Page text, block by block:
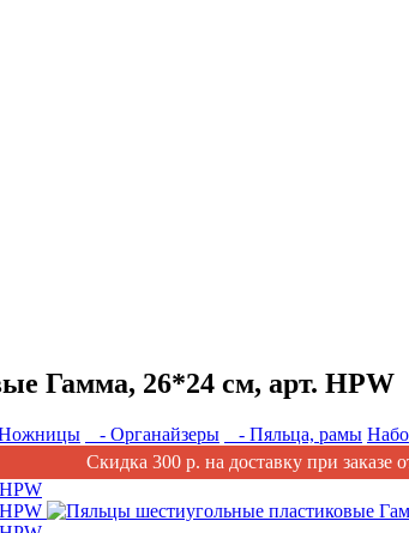
Гамма, 26*24 см, арт. HPW
- Органайзеры - Пяльца, рамы
Скидка 300 р. на доставку при заказе